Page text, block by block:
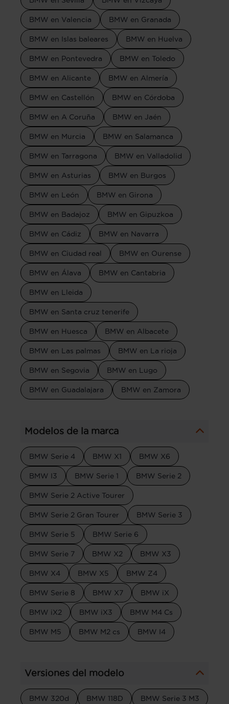
BMW en Valencia BMW en Granada
BMW en Islas baleares BMW en Huelva
BMW en Pontevedra BMW en Toledo
BMW en Alicante BMW en Almería
BMW en Castellón BMW en Córdoba
BMW en A Coruña BMW en Jaén
BMW en Murcia BMW en Salamanca
BMW en Tarragona BMW en Valladolid
BMW en Asturias BMW en Burgos
BMW en León BMW en Girona
BMW en Badajoz BMW en Gipuzkoa
BMW en Cádiz BMW en Navarra
BMW en Ciudad real BMW en Ourense
BMW en Álava BMW en Cantabria
BMW en Lleida
BMW en Santa cruz tenerife
BMW en Huesca BMW en Albacete
BMW en Las palmas BMW en La rioja
BMW en Segovia BMW en Lugo
BMW en Guadalajara BMW en Zamora
Modelos de la marca
BMW Serie 4 BMW X1 BMW X6
BMW I3 BMW Serie 1 BMW Serie 2
BMW Serie 2 Active Tourer
BMW Serie 2 Gran Tourer BMW Serie 3
BMW Serie 5 BMW Serie 6
BMW Serie 7 BMW X2 BMW X3
BMW X4 BMW X5 BMW Z4
BMW Serie 8 BMW X7 BMW iX
BMW iX2 BMW iX3 BMW M4 Cs
BMW M5 BMW M2 cs BMW I4
Versiones del modelo
BMW 320d BMW 118D BMW Serie 3 M3